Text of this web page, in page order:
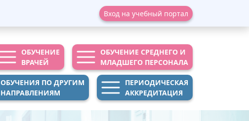
Вход на учебный портал
ОБУЧЕНИЕ
ВРАЧЕЙ
ОБУЧЕНИЕ СРЕДНЕГО И
МЛАДШЕГО ПЕРСОНАЛА
ОБУЧЕНИЯ ПО ДРУГИМ
НАПРАВЛЕНИЯМ
ПЕРИОДИЧЕСКАЯ
АККРЕДИТАЦИЯ